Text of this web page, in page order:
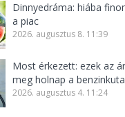
Dinnyedráma: hiába
a piac
2026. augusztus 8. 11:39
Most érkezett: ezek az
meg holnap a
2026. augusztus 4. 11:24